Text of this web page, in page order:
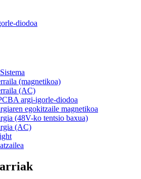
diodoa
(magnetikoa)
(AC)
argi-igorle-diodoa
egokitzaile magnetikoa
(48V-ko tentsio baxua)
(AC)